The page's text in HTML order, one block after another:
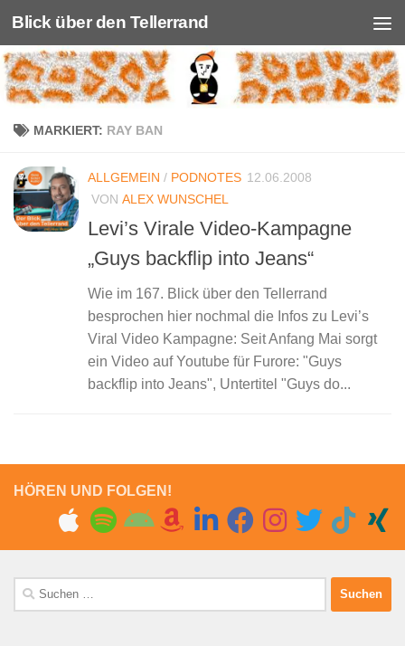
Unter dem Inhalt
Blick über den Tellerrand
MARKIERT: RAY BAN
ALLGEMEIN / PODNOTES 12.06.2008
VON ALEX WUNSCHEL
Levi’s Virale Video-Kampagne
„Guys backflip into Jeans“
Wie im 167. Blick über den Tellerrand
besprochen hier nochmal die Infos zu Levi’s
Viral Video Kampagne: Seit Anfang Mai sorgt
ein Video auf Youtube für Furore: "Guys
backflip into Jeans", Untertitel "Guys do...
HÖREN UND FOLGEN!
Suchen
nach: